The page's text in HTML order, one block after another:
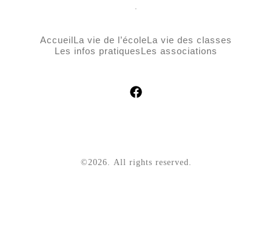
AccueilLa vie de l’écoleLa vie des classes
Les infos pratiquesLes associations
©2026. All rights reserved.